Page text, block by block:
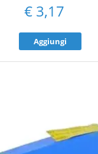
€ 3,17
Aggiungi